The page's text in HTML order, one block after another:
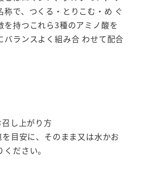
称で、つくる・とりこむ・め ぐ
を持つこれら3種のアミノ酸を
バランスよく組み合 わせて配合
し上がり方
目安に、そのまま又は水かお
ださい。